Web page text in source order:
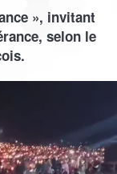
», invitant
selon le